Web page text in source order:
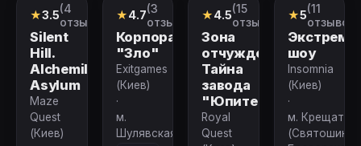
Квест
★3.5(4
отзыва)
Silent
Hill.
Alchemilla
Asylum
Maze
Quest
(Киев)
Квест
★4.7(3
отзыва)
Корпорация
"Зло"
Exitgames
(Киев)
·
м.
Шулявская
Перформанс
★4.5(15
отзывов)
Зона
отчуждения.
Тайна
завода
"Юпитер"
Royal
Quest
★5(11
отзывов)
шоу
Insomnia
(Киев)
·
м. Крещатик